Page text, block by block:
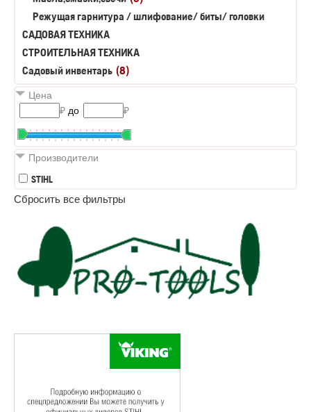
Режущая гарнитура / шлифование/ биты/ головки
САДОВАЯ ТЕХНИКА
СТРОИТЕЛЬНАЯ ТЕХНИКА
Садовый инвентарь (8)
Цена
₽ до ₽
Производители
STIHL
Сбросить все фильтры